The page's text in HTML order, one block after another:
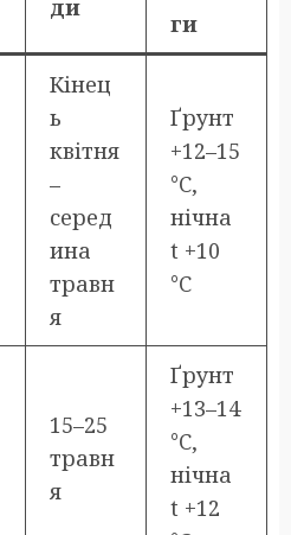
ди
ги
Кінец
ь
квітня
–
серед
ина
травн
я
Ґрунт
+12–15
°C,
нічна
t +10
°C
15–25
травн
я
Ґрунт
+13–14
°C,
нічна
t +12